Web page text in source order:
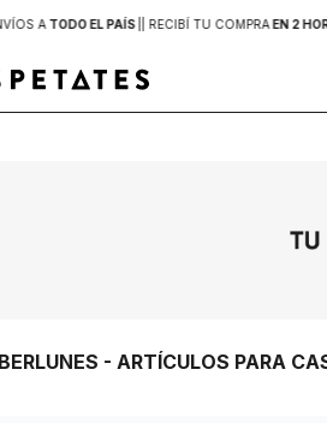
A TODO EL PAÍS | RECIBÍ TU COMPRAEN 2
- ARTÍCULOS PARA